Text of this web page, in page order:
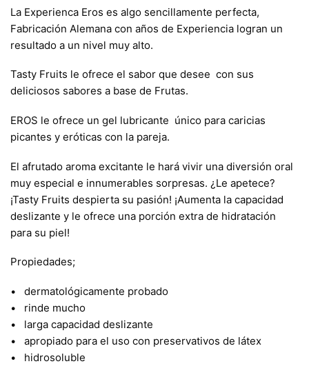
La Experienca Eros es algo sencillamente perfecta,
Fabricación Alemana con años de Experiencia logran un
resultado a un nivel muy alto.
Tasty Fruits le ofrece el sabor que desee con sus
deliciosos sabores a base de Frutas.
EROS le ofrece un gel lubricante único para caricias
picantes y eróticas con la pareja.
El afrutado aroma excitante le hará vivir una diversión oral
muy especial e innumerables sorpresas. ¿Le apetece?
¡Tasty Fruits despierta su pasión! ¡Aumenta la capacidad
deslizante y le ofrece una porción extra de hidratación
para su piel!
Propiedades;
• dermatológicamente probado
• rinde mucho
• larga capacidad deslizante
• apropiado para el uso con preservativos de látex
• hidrosoluble